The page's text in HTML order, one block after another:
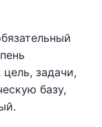
задачи,
базу,